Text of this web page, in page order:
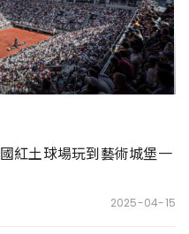
紅土球場玩到藝術城堡一
2025-04-15